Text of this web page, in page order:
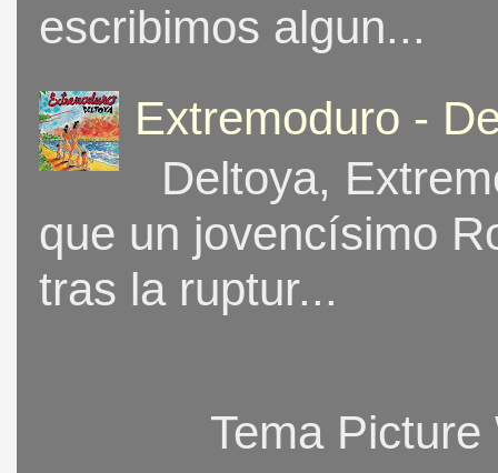
escribimos algun...
Extremoduro -
Deltoya,
que un jovencísimo
tras la ruptur...
Tema